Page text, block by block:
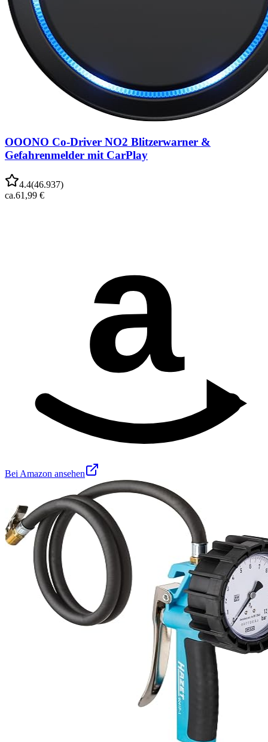
OOONO Co-Driver NO2 Blitzerwarner &
Gefahrenmelder mit CarPlay
4.4(46.937)
ca.61,99 €
a
Bei Amazon ansehen